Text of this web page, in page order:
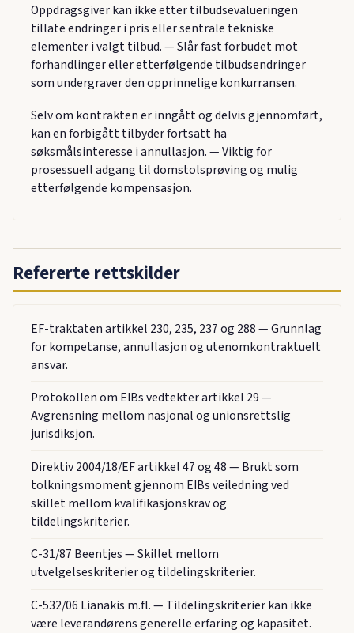
Oppdragsgiver kan ikke etter tilbudsevalueringen
tillate endringer i pris eller sentrale tekniske
elementer i valgt tilbud. — Slår fast forbudet mot
forhandlinger eller etterfølgende tilbudsendringer
som undergraver den opprinnelige konkurransen.
Selv om kontrakten er inngått og delvis gjennomført,
kan en forbigått tilbyder fortsatt ha
søksmålsinteresse i annullasjon. — Viktig for
prosessuell adgang til domstolsprøving og mulig
etterfølgende kompensasjon.
Refererte rettskilder
EF-traktaten artikkel 230, 235, 237 og 288 — Grunnlag
for kompetanse, annullasjon og utenomkontraktuelt
ansvar.
Protokollen om EIBs vedtekter artikkel 29 —
Avgrensning mellom nasjonal og unionsrettslig
jurisdiksjon.
Direktiv 2004/18/EF artikkel 47 og 48 — Brukt som
tolkningsmoment gjennom EIBs veiledning ved
skillet mellom kvalifikasjonskrav og
tildelingskriterier.
C-31/87 Beentjes — Skillet mellom
utvelgelseskriterier og tildelingskriterier.
C-532/06 Lianakis m.fl. — Tildelingskriterier kan ikke
være leverandørens generelle erfaring og kapasitet.